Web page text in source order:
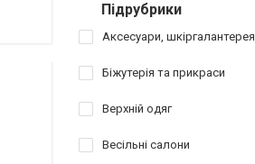
Підрубрики
Аксесуари, шкіргалантерея
Біжутерія та прикраси
Верхній одяг
Весільні салони